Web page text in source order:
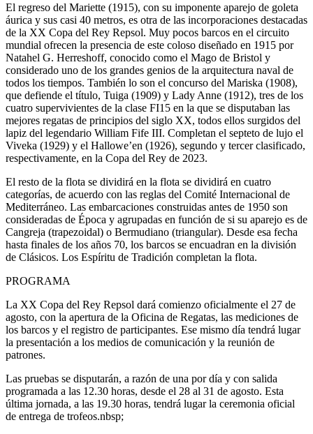
El regreso del Mariette (1915), con su imponente aparejo de goleta
áurica y sus casi 40 metros, es otra de las incorporaciones destacadas
de la XX Copa del Rey Repsol. Muy pocos barcos en el circuito
mundial ofrecen la presencia de este coloso diseñado en 1915 por
Natahel G. Herreshoff, conocido como el Mago de Bristol y
considerado uno de los grandes genios de la arquitectura naval de
todos los tiempos. También lo son el concurso del Mariska (1908),
que defiende el título, Tuiga (1909) y Lady Anne (1912), tres de los
cuatro supervivientes de la clase FI15 en la que se disputaban las
mejores regatas de principios del siglo XX, todos ellos surgidos del
lapiz del legendario William Fife III. Completan el septeto de lujo el
Viveka (1929) y el Hallowe’en (1926), segundo y tercer clasificado,
respectivamente, en la Copa del Rey de 2023.
El resto de la flota se dividirá en la flota se dividirá en cuatro
categorías, de acuerdo con las reglas del Comité Internacional de
Mediterráneo. Las embarcaciones construidas antes de 1950 son
consideradas de Época y agrupadas en función de si su aparejo es de
Cangreja (trapezoidal) o Bermudiano (triangular). Desde esa fecha
hasta finales de los años 70, los barcos se encuadran en la división
de Clásicos. Los Espíritu de Tradición completan la flota.
PROGRAMA
La XX Copa del Rey Repsol dará comienzo oficialmente el 27 de
agosto, con la apertura de la Oficina de Regatas, las mediciones de
los barcos y el registro de participantes. Ese mismo día tendrá lugar
la presentación a los medios de comunicación y la reunión de
patrones.
Las pruebas se disputarán, a razón de una por día y con salida
programada a las 12.30 horas, desde el 28 al 31 de agosto. Esta
última jornada, a las 19.30 horas, tendrá lugar la ceremonia oficial
de entrega de trofeos.nbsp;